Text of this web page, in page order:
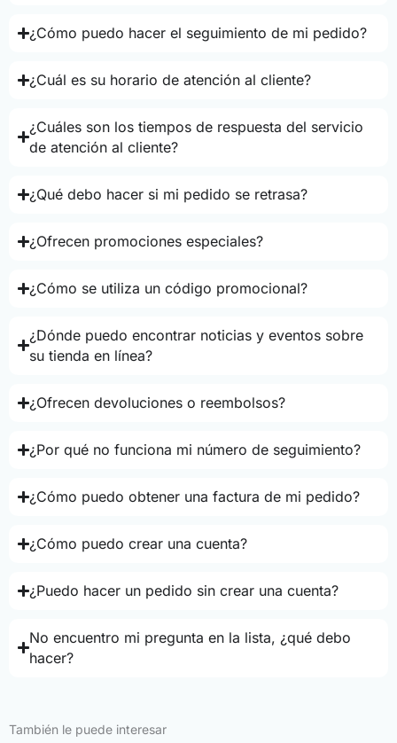
¿Cómo puedo hacer el seguimiento de mi pedido?
¿Cuál es su horario de atención al cliente?
¿Cuáles son los tiempos de respuesta del servicio
de atención al cliente?
¿Qué debo hacer si mi pedido se retrasa?
¿Ofrecen promociones especiales?
¿Cómo se utiliza un código promocional?
¿Dónde puedo encontrar noticias y eventos sobre
su tienda en línea?
¿Ofrecen devoluciones o reembolsos?
¿Por qué no funciona mi número de seguimiento?
¿Cómo puedo obtener una factura de mi pedido?
¿Cómo puedo crear una cuenta?
¿Puedo hacer un pedido sin crear una cuenta?
No encuentro mi pregunta en la lista, ¿qué debo
hacer?
También le puede interesar